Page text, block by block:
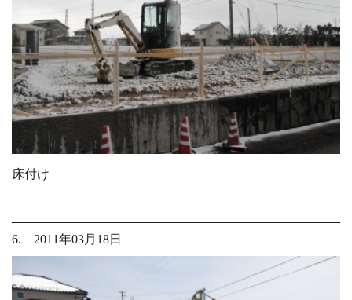
床付け
6. 2011年03月18日